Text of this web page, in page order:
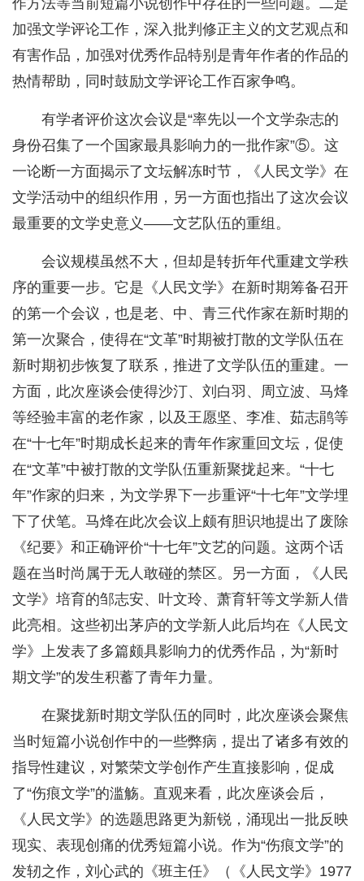
作方法等当前短篇小说创作中存在的一些问题。二是
加强文学评论工作，深入批判修正主义的文艺观点和
有害作品，加强对优秀作品特别是青年作者的作品的
热情帮助，同时鼓励文学评论工作百家争鸣。
有学者评价这次会议是“率先以一个文学杂志的
身份召集了一个国家最具影响力的一批作家”⑤。这
一论断一方面揭示了文坛解冻时节，《人民文学》在
文学活动中的组织作用，另一方面也指出了这次会议
最重要的文学史意义——文艺队伍的重组。
会议规模虽然不大，但却是转折年代重建文学秩
序的重要一步。它是《人民文学》在新时期筹备召开
的第一个会议，也是老、中、青三代作家在新时期的
第一次聚合，使得在“文革”时期被打散的文学队伍在
新时期初步恢复了联系，推进了文学队伍的重建。一
方面，此次座谈会使得沙汀、刘白羽、周立波、马烽
等经验丰富的老作家，以及王愿坚、李准、茹志鹃等
在“十七年”时期成长起来的青年作家重回文坛，促使
在“文革”中被打散的文学队伍重新聚拢起来。“十七
年”作家的归来，为文学界下一步重评“十七年”文学埋
下了伏笔。马烽在此次会议上颇有胆识地提出了废除
《纪要》和正确评价“十七年”文艺的问题。这两个话
题在当时尚属于无人敢碰的禁区。另一方面，《人民
文学》培育的邹志安、叶文玲、萧育轩等文学新人借
此亮相。这些初出茅庐的文学新人此后均在《人民文
学》上发表了多篇颇具影响力的优秀作品，为“新时
期文学”的发生积蓄了青年力量。
在聚拢新时期文学队伍的同时，此次座谈会聚焦
当时短篇小说创作中的一些弊病，提出了诸多有效的
指导性建议，对繁荣文学创作产生直接影响，促成
了“伤痕文学”的滥觞。直观来看，此次座谈会后，
《人民文学》的选题思路更为新锐，涌现出一批反映
现实、表现创痛的优秀短篇小说。作为“伤痕文学”的
发轫之作，刘心武的《班主任》（《人民文学》1977